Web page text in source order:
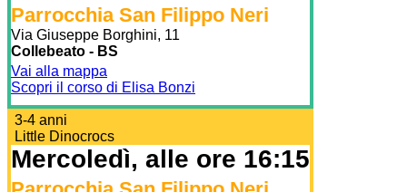
Parrocchia San Filippo Neri
Via Giuseppe Borghini, 11
Collebeato - BS
Vai alla mappa
Scopri il corso di Elisa Bonzi
3-4 anni
Little Dinocrocs
Mercoledì, alle ore 16:15